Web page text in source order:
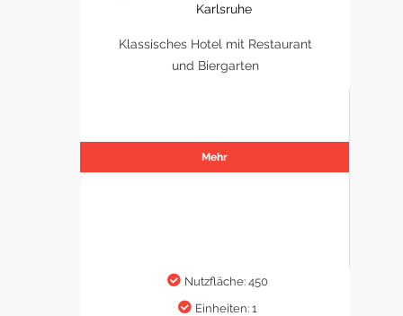
Karlsruhe
Klassisches Hotel mit Restaurant
und Biergarten
Mehr
Nutzfläche: 450
Einheiten: 1